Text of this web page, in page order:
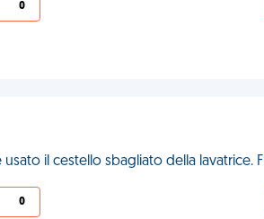
0
il cestello sbagliato della lavatrice.
0